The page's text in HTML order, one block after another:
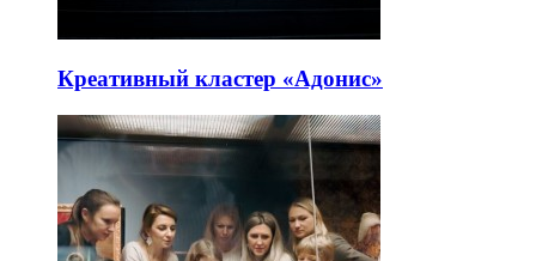
Креативный кластер «Адонис»